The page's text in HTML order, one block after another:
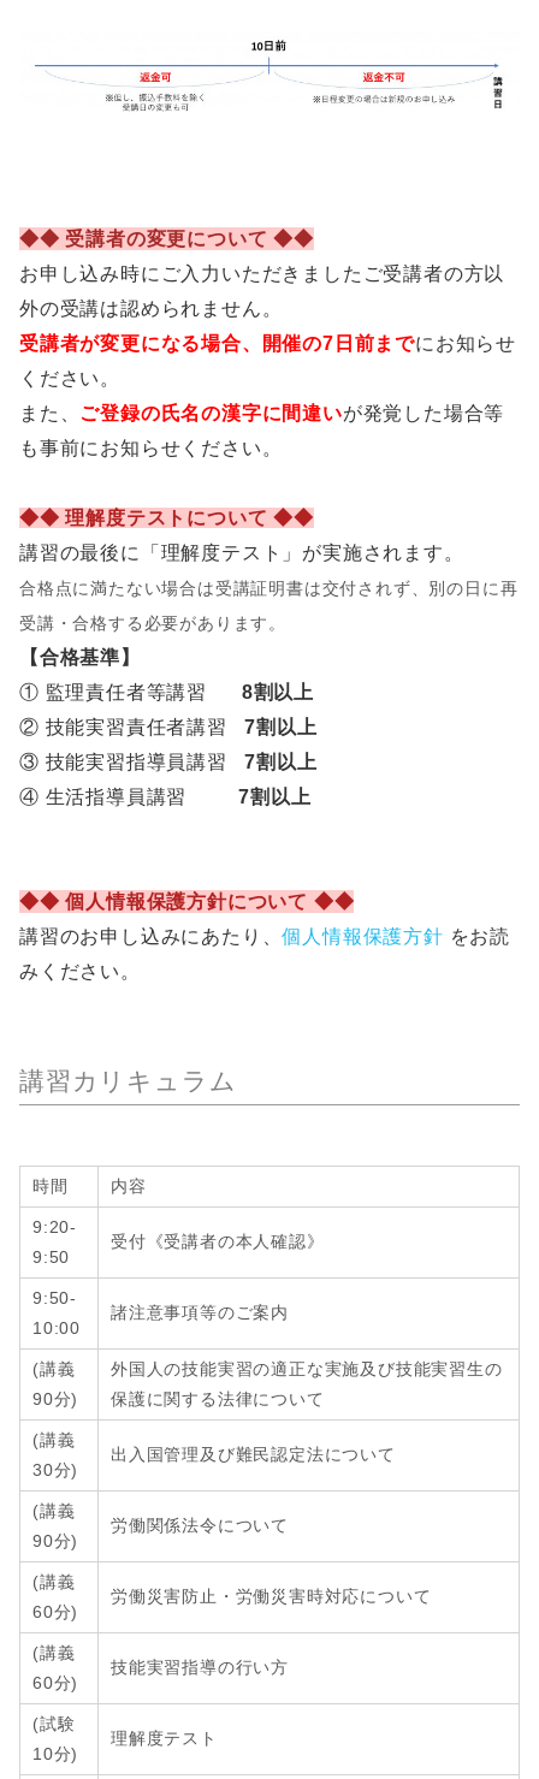
◆◆ 受講者の変更について ◆◆
お申し込み時にご入力いただきましたご受講者の方以
外の受講は認められません。
受講者が変更になる場合、開催の7日前までにお知らせ
ください。
また、 ご登録の氏名の漢字に間違いが発覚した場合等
も事前にお知らせください。
◆◆ 理解度テストについて ◆◆
講習の最後に「理解度テスト」が実施されます。
合格点に満たない場合は受講証明書は交付されず、別の日に再
受講・合格する必要があります。
【合格基準】
① 監理責任者等講習 8割以上
② 技能実習責任者講習7割以上
③ 技能実習指導員講習7割以上
④ 生活指導員講習
7割以上
◆◆ 個人情報保護方針について ◆◆
講習のお申し込みにあたり、個人情報保護方針 をお読
みください。
講習カリキュラム
時間 内容
9:20-
9:50
受付《受講者の本人確認》
9:50-
10:00
諸注意事項等のご案内
(講義
90分)
外国人の技能実習の適正な実施及び技能実習生の
保護に関する法律について
(講義
30分)
出入国管理及び難民認定法について
(講義
90分)
労働関係法令について
(講義
60分)
労働災害防止・労働災害時対応について
(講義
60分)
技能実習指導の行い方
(試験
10分)
理解度テスト